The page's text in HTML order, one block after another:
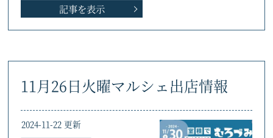
記事を表示
11月26日火曜マルシェ出店情報
2024-11-22 更新